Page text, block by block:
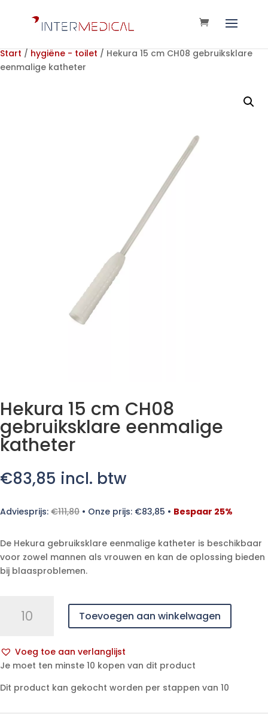
Start / hygiëne - toilet / Hekura 15 cm CH08 gebruiksklare
eenmalige katheter
Hekura 15 cm CH08
gebruiksklare eenmalige
katheter
€83,85 incl. btw
Adviesprijs: €111,80 • Onze prijs: €83,85 • Bespaar 25%
De Hekura gebruiksklare eenmalige katheter is beschikbaar
voor zowel mannen als vrouwen en kan de oplossing bieden
bij blaasproblemen.
gebruiksklare
eenmalige
katheter
Toevoegen aan winkelwagen
Voeg toe aan verlanglijst
A
t
Je moet ten minste 10 kopen van dit product
Dit product kan gekocht worden per stappen van 10